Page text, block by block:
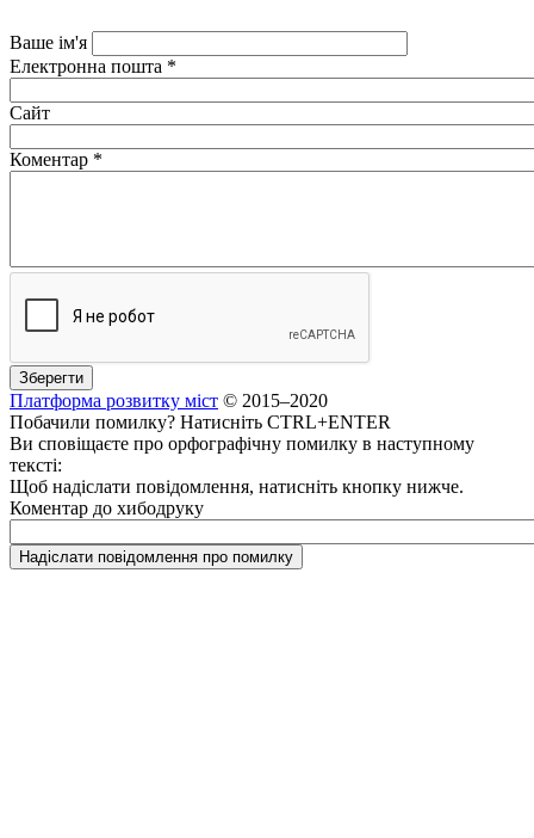
Ваше ім'я
Електронна пошта *
Сайт
Коментар *
Платформа розвитку міст © 2015–2020
Побачили помилку? Натисніть CTRL+ENTER
Ви сповіщаєте про орфографічну помилку в наступному
тексті:
Щоб надіслати повідомлення, натисніть кнопку нижче.
Коментар до хибодруку